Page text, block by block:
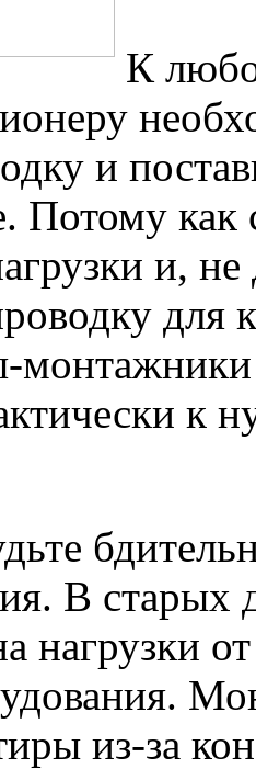
К
и
Потому как
и,
для
к
В старых
нагрузки
из-за